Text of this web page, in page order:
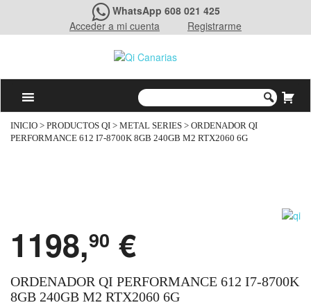
WhatsApp 608 021 425
Acceder a mi cuenta
Registrarme
INICIO > PRODUCTOS QI > METAL SERIES > ORDENADOR QI
PERFORMANCE 612 I7-8700K 8GB 240GB M2 RTX2060 6G
1198,90 €
ORDENADOR QI PERFORMANCE 612 I7-8700K
8GB 240GB M2 RTX2060 6G